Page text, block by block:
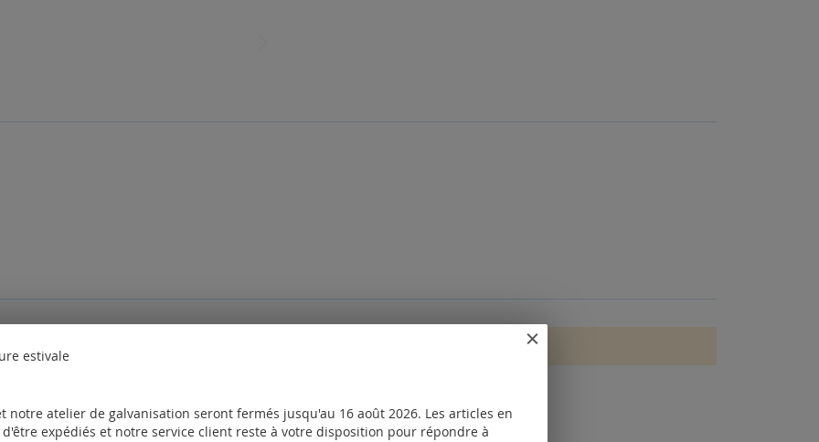
questions. Veuillez
commandé les produits suivants
estivale
notre atelier de galvanisation seront fermés jusqu'au 16 août 2026. Les articles en
expédiés et notre service client reste à votre disposition pour répondre à